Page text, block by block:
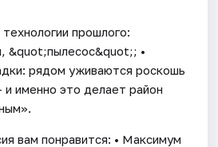
прошлого:
&quot;пылесос&quot;; •
рядом уживаются роскошь
именно это делает район
вам понравится: • Максимум